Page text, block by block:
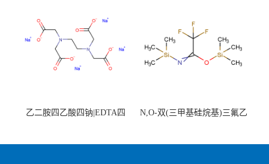
乙二胺四乙酸四钠|EDTA四
N,O-双(三甲基硅烷基)三氟乙